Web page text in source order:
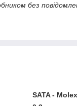
без
SATA - Molex